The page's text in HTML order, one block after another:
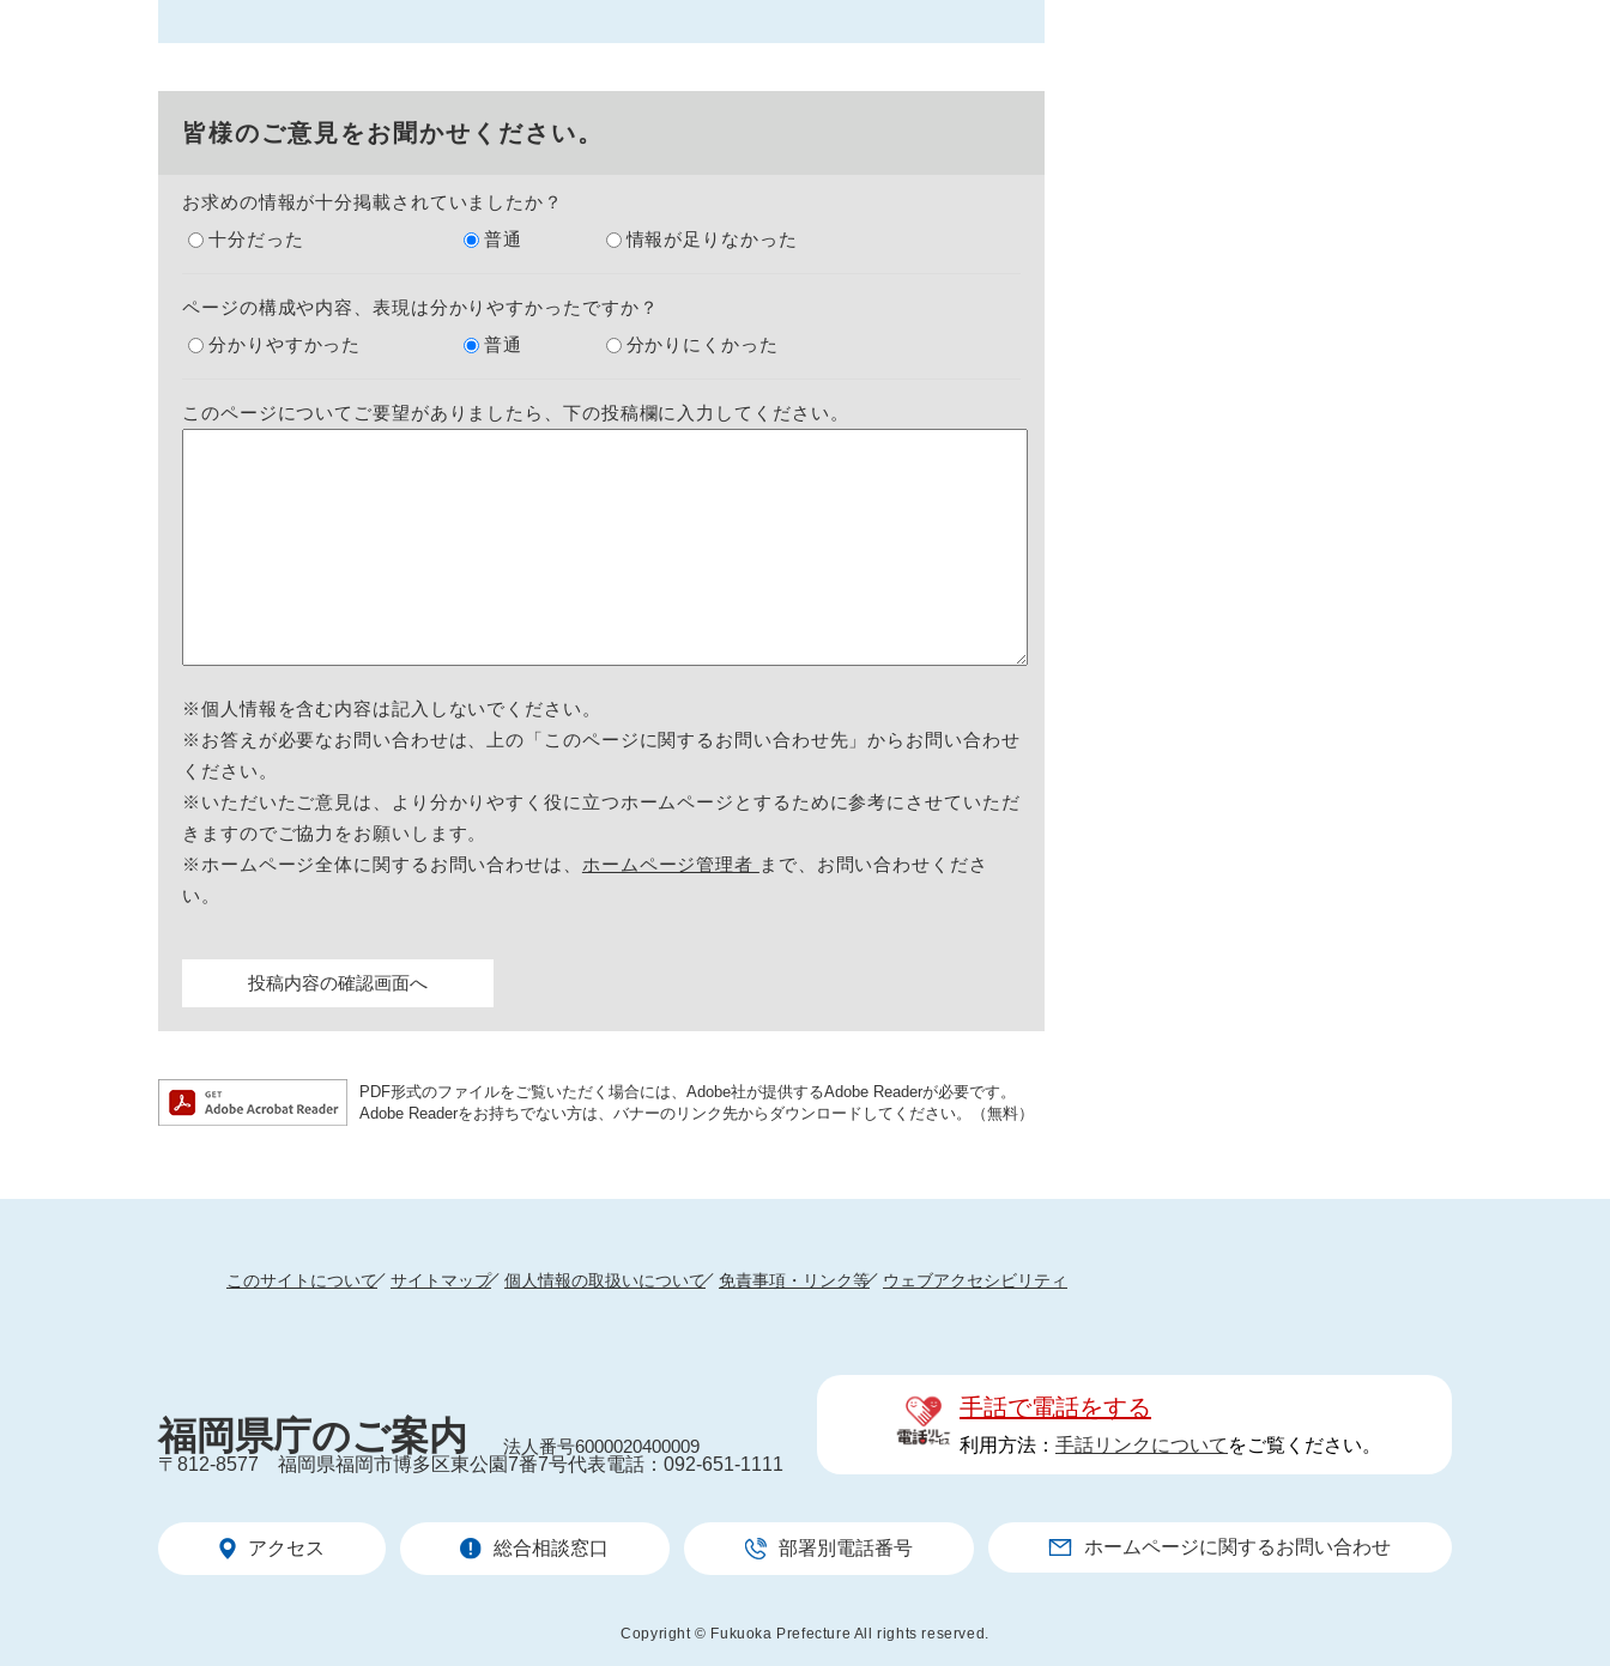
皆様のご意見をお聞かせください。
お求めの情報が十分掲載されていましたか？
十分だった
普通 情報が足りなかった
ページの構成や内容、表現は分かりやすかったですか？
分かりやすかった
普通 分かりにくかった
このページについてご要望がありましたら、下の投稿欄に入力してください。
※個人情報を含む内容は記入しないでください。
※お答えが必要なお問い合わせは、上の「このページに関するお問い合わせ先」からお問い合わせ
ください。
※いただいたご意見は、より分かりやすく役に立つホームページとするために参考にさせていただ
きますのでご協力をお願いします。
※ホームページ全体に関するお問い合わせは、 ホームページ管理者 まで、お問い合わせくださ
い。
PDF形式のファイルをご覧いただく場合には、Adobe社が提供するAdobe Readerが必要です。
Adobe Readerをお持ちでない方は、バナーのリンク先からダウンロードしてください。（無料）
このサイトについて サイトマップ 個人情報の取扱いについて 免責事項・リンク等 ウェブアクセシビリティ
福岡県庁のご案内
法人番号6000020400009
〒812-8577
福岡県福岡市博多区東公園7番7号代表電話：092-651-1111
手話で電話をする
利用方法： 手話リンクについて をご覧ください。
アクセス 総合相談窓口 部署別電話番号 ホームページに関するお問い合わせ
Copyright © Fukuoka Prefecture All rights reserved.